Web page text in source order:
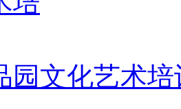
园文化艺术